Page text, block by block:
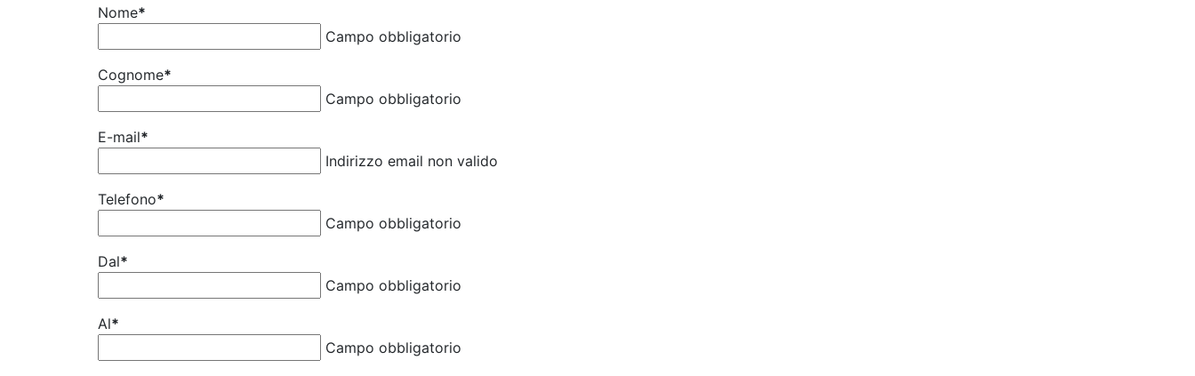
Nome*
Campo obbligatorio
Cognome*
Campo obbligatorio
E-mail*
Indirizzo email non valido
Telefono*
Campo obbligatorio
Dal*
Campo obbligatorio
Al*
Campo obbligatorio